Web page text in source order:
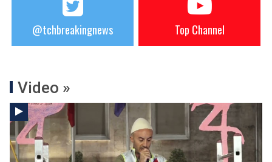
@tchbreakingnews Top Channel
Video »